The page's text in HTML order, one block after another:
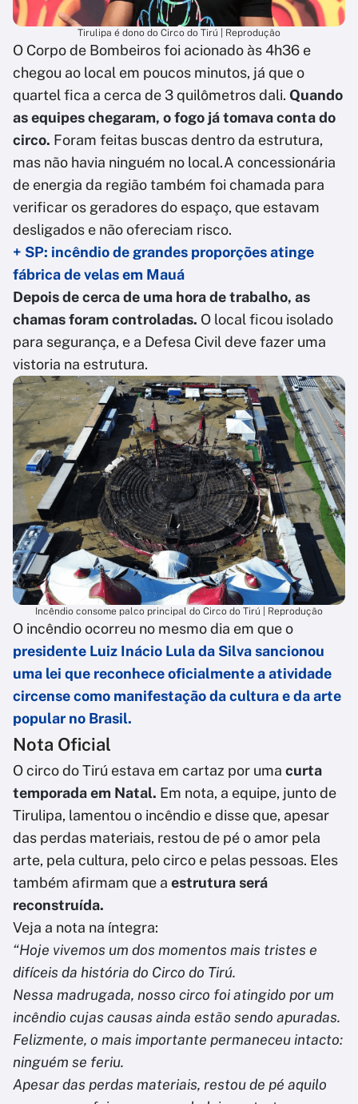
Tirulipa é dono do Circo do Tirú | Reprodução
O Corpo de Bombeiros foi acionado às 4h36 e
chegou ao local em poucos minutos, já que o
quartel fica a cerca de 3 quilômetros dali. Quando
as equipes chegaram, o fogo já tomava conta do
circo. Foram feitas buscas dentro da estrutura,
mas não havia ninguém no local.A concessionária
de energia da região também foi chamada para
verificar os geradores do espaço, que estavam
desligados e não ofereciam risco.
+ SP: incêndio de grandes proporções atinge
fábrica de velas em Mauá
Depois de cerca de uma hora de trabalho, as
chamas foram controladas. O local ficou isolado
para segurança, e a Defesa Civil deve fazer uma
vistoria na estrutura.
Incêndio consome palco principal do Circo do Tirú | Reprodução
O incêndio ocorreu no mesmo dia em que o
presidente Luiz Inácio Lula da Silva sancionou
uma lei que reconhece oficialmente a atividade
circense como manifestação da cultura e da arte
popular no Brasil.
Nota Oficial
O circo do Tirú estava em cartaz por uma curta
temporada em Natal. Em nota, a equipe, junto de
Tirulipa, lamentou o incêndio e disse que, apesar
das perdas materiais, restou de pé o amor pela
arte, pela cultura, pelo circo e pelas pessoas. Eles
também afirmam que a estrutura será
reconstruída.
Veja a nota na íntegra:
“Hoje vivemos um dos momentos mais tristes e
difíceis da história do Circo do Tirú.
Nessa madrugada, nosso circo foi atingido por um
incêndio cujas causas ainda estão sendo apuradas.
Felizmente, o mais importante permaneceu intacto:
ninguém se feriu.
Apesar das perdas materiais, restou de pé aquilo